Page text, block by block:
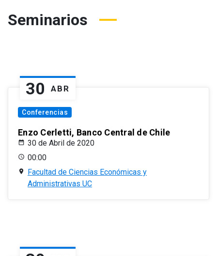
Seminarios
30 ABR
Conferencias
Enzo Cerletti, Banco Central de Chile
30 de Abril de 2020
00:00
Facultad de Ciencias Económicas y
Administrativas UC